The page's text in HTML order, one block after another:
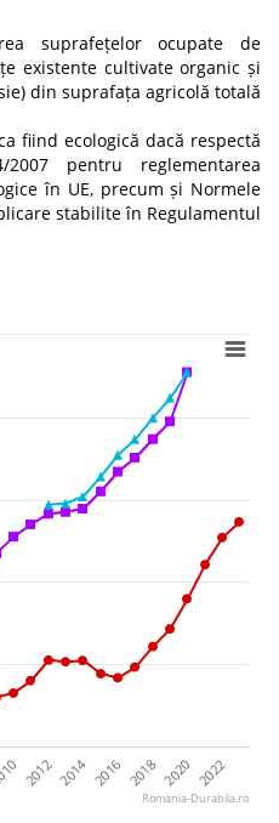
suprafețelor ocupate de
existente cultivate organic și
din suprafața agricolă totală
fiind ecologică dacă respectă
pentru reglementarea
în UE, precum și Normele
stabilite în Regulamentul
2012 2014 2016 2018 2020 2022
Romania-Durabila.ro